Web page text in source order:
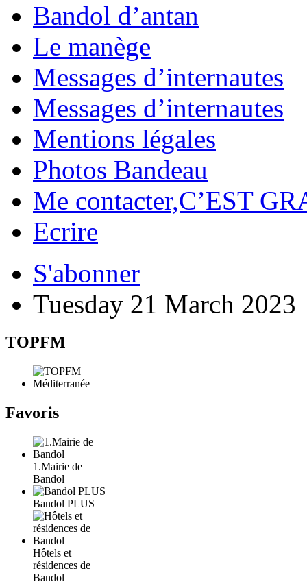
Bandol d’antan
Le manège
Messages d’internautes
Messages d’internautes
Mentions légales
Photos Bandeau
Me contacter,C’EST
Ecrire
S'abonner
Tuesday 21 March 2023
TOPFM
Favoris
1.Mairie de
Bandol
Bandol PLUS
Hôtels et
résidences de
Bandol